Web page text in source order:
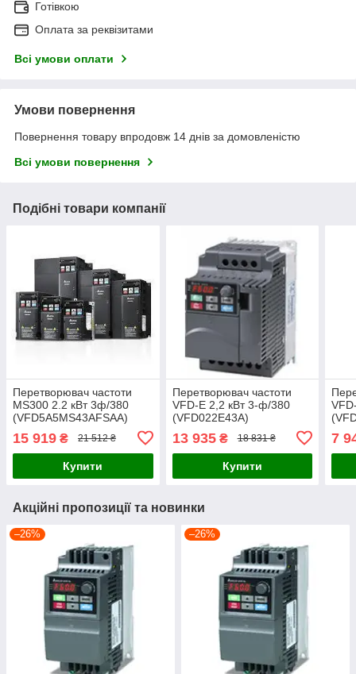
Готівкою
Оплата за реквізитами
Всі умови оплати
Умови повернення
Повернення товару впродовж 14 днів за домовленістю
Всі умови повернення
Подібні товари компанії
Перетворювач частоти
MS300 2.2 кВт 3ф/380
(VFD5A5MS43AFSAA)
15 919 ₴ 21 512 ₴
Купити
Перетворювач частоти
VFD-E 2,2 кВт 3-ф/380
(VFD022E43А)
13 935₴ 18 831 ₴
Купити
7
Акційні пропозиції та новинки
–26% –26%